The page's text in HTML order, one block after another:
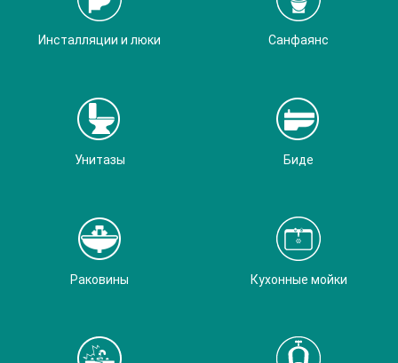
Инсталляции и люки Санфаянс
Унитазы Биде
Раковины Кухонные мойки